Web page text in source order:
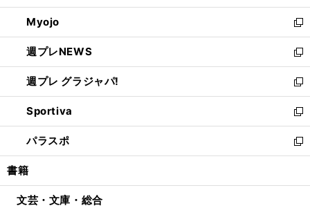
開
く
ウ
で
開
く
ン
ド
ウ
で
開
く
ウ
ィ
ン
ド
ウ
で
開
く
Myojo
新
し
い
ウ
ィ
ン
ド
ウ
で
開
週プレNEWS
新
し
い
ウ
ィ
ン
ド
ウ
開
週プレ グラジャパ!
新
し
い
ウ
ィ
ン
ウ
Sportiva
新
し
い
ウ
ン
パラスポ
新
し
ウ
書籍
文芸・文庫・総合